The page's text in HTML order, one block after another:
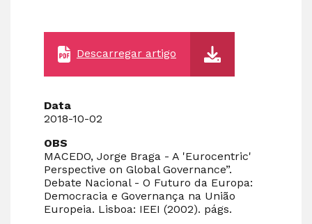
Descarregar artigo
Data
2018-10-02
OBS
MACEDO, Jorge Braga - A 'Eurocentric'
Perspective on Global Governance”.
Debate Nacional - O Futuro da Europa:
Democracia e Governança na União
Europeia. Lisboa: IEEI (2002). págs.